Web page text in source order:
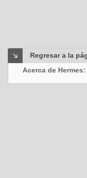
Regresar a la
Acerca de Hermes: